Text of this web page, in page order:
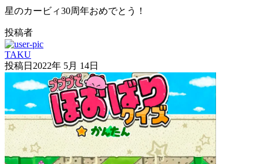
星のカービィ30周年おめでとう！
投稿者
TAKU
投稿日 2022年 5月 14日